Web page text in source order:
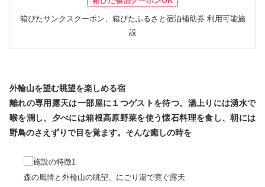
交通アクセス
お問合せ
「箱ぴた」NEWS 箱ペディア
箱ぴたサンクスクーポン、箱ぴたふるさと宿泊補助券 利用可能施
設
外輪山を望む眺望を楽しめる宿
離れの専用露天は一部屋に１つゲストを待つ。湯上りには湧水で
喉を潤し、夕べには箱根高原野菜を使う懐石料理を食し、朝には
野鳥のさえずりで目を覚ます。そんな癒しの時を
森の風情と外輪山の眺望、にごり湯で寛ぐ露天